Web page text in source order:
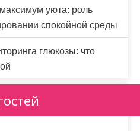
уюта: роль
спокойной среды
глюкозы: что